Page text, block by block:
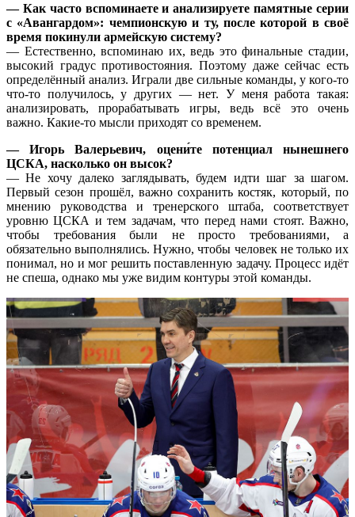
— Как часто вспоминаете и анализируете памятные серии
с «Авангардом»: чемпионскую и ту, после которой в своё
время покинули армейскую систему?
— Естественно, вспоминаю их, ведь это финальные стадии,
высокий градус противостояния. Поэтому даже сейчас есть
определённый анализ. Играли две сильные команды, у кого-то
что-то получилось, у других — нет. У меня работа такая:
анализировать, прорабатывать игры, ведь всё это очень
важно. Какие-то мысли приходят со временем.
— Игорь Валерьевич, оцени́те потенциал нынешнего
ЦСКА, насколько он высок?
— Не хочу далеко заглядывать, будем идти шаг за шагом.
Первый сезон прошёл, важно сохранить костяк, который, по
мнению руководства и тренерского штаба, соответствует
уровню ЦСКА и тем задачам, что перед нами стоят. Важно,
чтобы требования были не просто требованиями, а
обязательно выполнялись. Нужно, чтобы человек не только их
понимал, но и мог решить поставленную задачу. Процесс идёт
не спеша, однако мы уже видим контуры этой команды.